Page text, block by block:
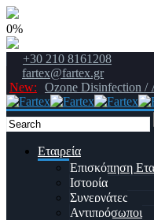
0%
+30 210 8161208
fartex@fartex.gr
New:
Ozone Disinfection /
Εταιρεία
Επισκόπηση
Ιστορία
Συνεργάτες
Αντιπρόσωποι